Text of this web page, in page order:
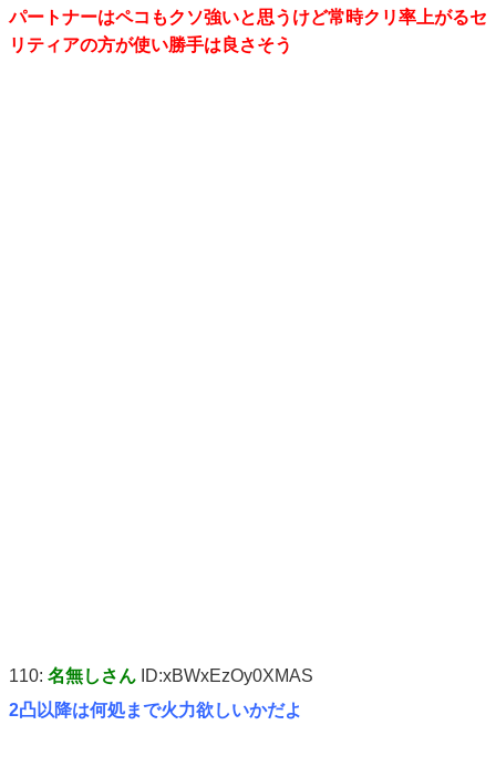
パートナーはペコもクソ強いと思うけど常時クリ率上がるセ
リティアの方が使い勝手は良さそう
110: 名無しさん ID:xBWxEzOy0XMAS
2凸以降は何処まで火力欲しいかだよ